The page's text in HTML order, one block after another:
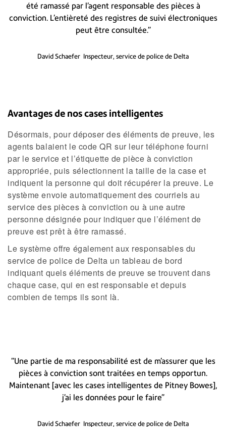
été ramassé par l’agent responsable des pièces à
conviction. L’entièreté des registres de suivi électroniques
peut être consultée.”
David Schaefer Inspecteur, service de police de Delta
Avantages de nos cases intelligentes
Désormais, pour déposer des éléments de preuve, les
agents balaient le code QR sur leur téléphone fourni
par le service et l’étiquette de pièce à conviction
appropriée, puis sélectionnent la taille de la case et
indiquent la personne qui doit récupérer la preuve. Le
système envoie automatiquement des courriels au
service des pièces à conviction ou à une autre
personne désignée pour indiquer que l’élément de
preuve est prêt à être ramassé.
Le système offre également aux responsables du
service de police de Delta un tableau de bord
indiquant quels éléments de preuve se trouvent dans
chaque case, qui en est responsable et depuis
combien de temps ils sont là.
“Une partie de ma responsabilité est de m’assurer que les
pièces à conviction sont traitées en temps opportun.
Maintenant [avec les cases intelligentes de Pitney Bowes],
j’ai les données pour le faire”
David Schaefer Inspecteur, service de police de Delta